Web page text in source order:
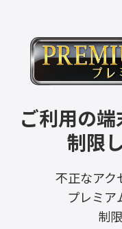
ご利用の
制限
不正なアク
プレミア
制